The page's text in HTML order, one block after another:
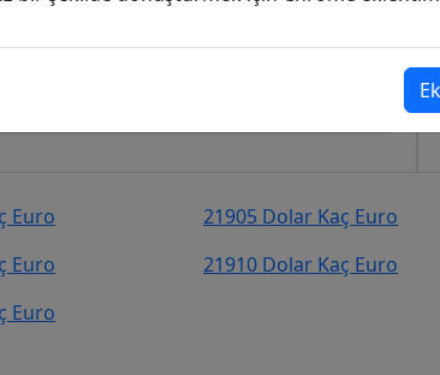
(EUR)
adresinden takip
Euro 21905 Dolar Kaç Euro
Euro 21910 Dolar Kaç Euro
Euro